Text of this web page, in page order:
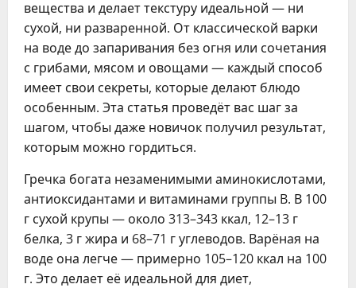
вещества и делает текстуру идеальной — ни
сухой, ни разваренной. От классической варки
на воде до запаривания без огня или сочетания
с грибами, мясом и овощами — каждый способ
имеет свои секреты, которые делают блюдо
особенным. Эта статья проведёт вас шаг за
шагом, чтобы даже новичок получил результат,
которым можно гордиться.
Гречка богата незаменимыми аминокислотами,
антиоксидантами и витаминами группы B. В 100
г сухой крупы — около 313–343 ккал, 12–13 г
белка, 3 г жира и 68–71 г углеводов. Варёная на
воде она легче — примерно 105–120 ккал на 100
г. Это делает её идеальной для диет,